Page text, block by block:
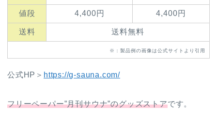
値段 4,400円 4,400円
送料 送料無料
※：製品例の画像は公式サイトより引用
公式HP＞ https://g-sauna.com/
フリーペーパー”月刊サウナ”のグッズストアです。